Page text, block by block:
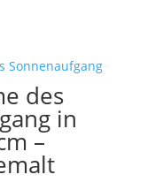
des
in
–